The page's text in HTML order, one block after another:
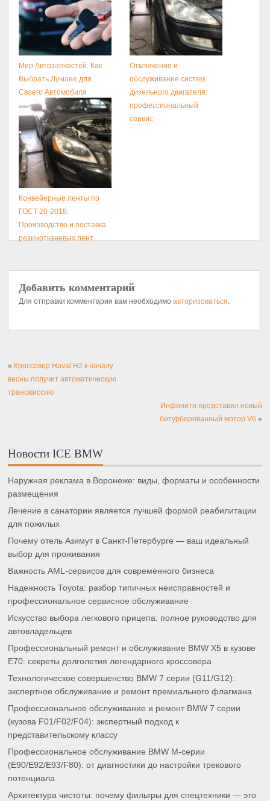
Мир Автозапчастей: Как
Выбрать Лучшее для
Своего Автомобиля
Отключение и
обслуживание систем
дизельного двигателя:
профессиональный
сервис
Конвейерные ленты по
ГОСТ 20-2018:
Производство и поставка
резинотканевых лент
Добавить комментарий
Для отправки комментария вам необходимоавторизоваться
« Кроссовер Haval H2 к началу
весны получит автоматическую
трансмиссию
Инфинити представил новый
битурбированный мотор V6 »
Новости ICE BMW
Наружная реклама в Воронеже: виды, форматы и особенности
размещения
Лечение в санатории является лучшей формой реабилитации
для пожилых
Почему отель Азимут в Санкт-Петербурге — ваш идеальный
выбор для проживания
Важность AML-сервисов для современного бизнеса
Надежность Toyota: разбор типичных неисправностей и
профессиональное сервисное обслуживание
Искусство выбора легкового прицепа: полное руководство для
автовладельцев
Профессиональный ремонт и обслуживание BMW X5 в кузове
E70: секреты долголетия легендарного кроссовера
Технологическое совершенство BMW 7 серии (G11/G12):
экспертное обслуживание и ремонт премиального флагмана
Профессиональное обслуживание и ремонт BMW 7 серии
(кузова F01/F02/F04): экспертный подход к
представительскому классу
Профессиональное обслуживание BMW M-серии
(E90/E92/E93/F80): от диагностики до настройки трекового
потенциала
Архитектура чистоты: почему фильтры для спецтехники — это